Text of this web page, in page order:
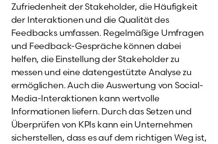
Zufriedenheit der Stakeholder, die Häufigkeit
der Interaktionen und die Qualität des
Feedbacks umfassen. Regelmäßige Umfragen
und Feedback-Gespräche können dabei
helfen, die Einstellung der Stakeholder zu
messen und eine datengestützte Analyse zu
ermöglichen. Auch die Auswertung von Social-
Media-Interaktionen kann wertvolle
Informationen liefern. Durch das Setzen und
Überprüfen von KPIs kann ein Unternehmen
sicherstellen, dass es auf dem richtigen Weg ist,